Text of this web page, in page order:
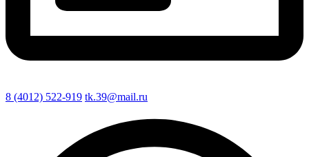
8 (4012) 522-919 tk.39@mail.ru